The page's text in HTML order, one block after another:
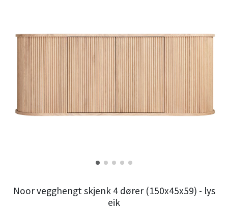
Noor vegghengt skjenk 4 dører (150x45x59) - lys
eik